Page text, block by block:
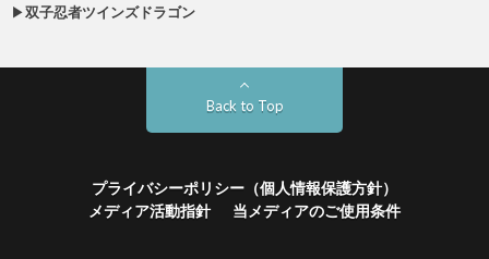
▶双子忍者ツインズドラゴン
Back to Top
プライバシーポリシー（個人情報保護方針）
メディア活動指針
当メディアのご使用条件